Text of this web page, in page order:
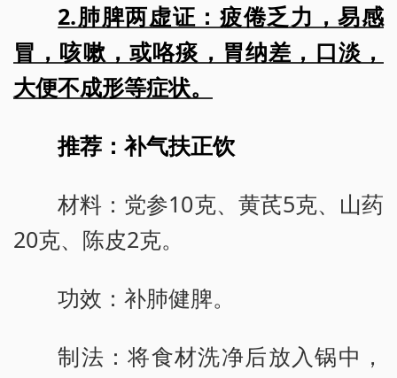
2.肺脾两虚证：疲倦乏力，易感
冒，咳嗽，或咯痰，胃纳差，口淡，
大便不成形等症状。
推荐：补气扶正饮
材料：党参10克、黄芪5克、山药
20克、陈皮2克。
功效：补肺健脾。
制法：将食材洗净后放入锅中，